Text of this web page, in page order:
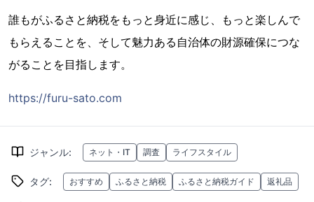
誰もがふるさと納税をもっと身近に感じ、もっと楽しんで
もらえることを、そして魅力ある自治体の財源確保につな
がることを目指します。
https://furu-sato.com
ジャンル: ネット・IT 調査 ライフスタイル
タグ: おすすめ ふるさと納税 ふるさと納税ガイド 返礼品